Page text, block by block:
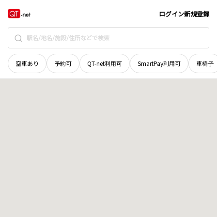
ログイン新規登録
空車あり 予約可 QT-net利用可 SmartPay利用可 車椅子
宮城県